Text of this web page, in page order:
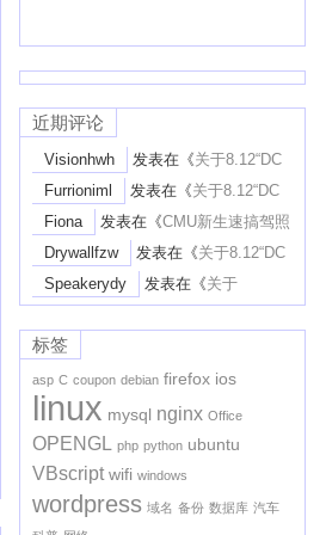
近期评论
Visionhwh 发表在《关于8.12“DC
District Court废STEM-Extension”一案
的个人解读》
Furrioniml 发表在《关于8.12“DC
District Court废STEM-Extension”一案
的个人解读》
Fiona 发表在《CMU新生速搞驾照
Learner’s Permit攻略》
Drywallfzw 发表在《关于8.12“DC
District Court废STEM-Extension”一案
的个人解读》
Speakerydy 发表在《关于
Extension”一案的个人解读
标签
asp C coupon debian firefox ios
linux mysql nginx Office
OPENGL php python ubuntu
VBscript wifi windows
wordpress 域名 备份 数据库 汽车